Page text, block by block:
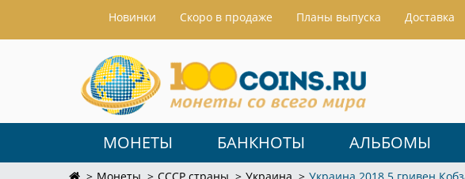
Hовинки Скоро в продаже Планы выпуска Доставка
МОНЕТЫ БАНКНОТЫ АЛЬБОМЫ